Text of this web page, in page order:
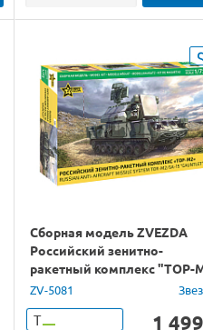
Сборная модель ZVEZDA
Российский зенитно-
ракетный комплекс "ТОР-
1/72
ZV-5081
Т 1 499